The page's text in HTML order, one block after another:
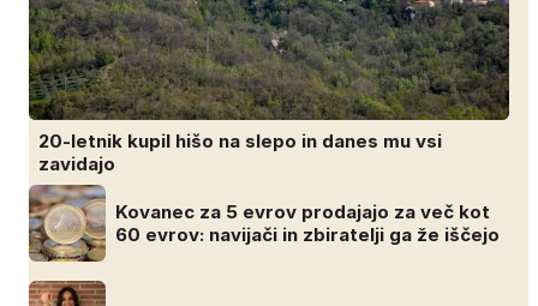
20-letnik kupil hišo na slepo in danes mu vsi
zavidajo
Kovanec za 5 evrov prodajajo za več kot
60 evrov: navijači in zbiratelji ga že iščejo